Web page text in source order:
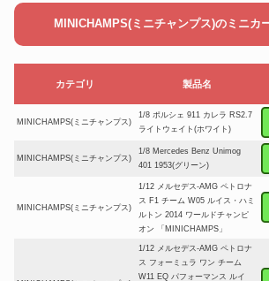
MINICHAMPS(ミニチャンプス)のミニカ
カテゴリ 製品名
MINICHAMPS(ミニチャンプス)
1/8 ポルシェ 911 カレラ RS2.7
ライトウェイト(ホワイト)
MINICHAMPS(ミニチャンプス)
1/8 Mercedes Benz Unimog
401 1953(グリーン)
MINICHAMPS(ミニチャンプス)
1/12 メルセデス-AMG ペトロナ
ス F1 チーム W05 ルイス・ハミ
ルトン 2014 ワールドチャンピ
オン 「MINICHAMPS」
1/12 メルセデス-AMG ペトロナ
ス フォーミュラ ワン チーム
W11 EQ パフォーマンス ルイ